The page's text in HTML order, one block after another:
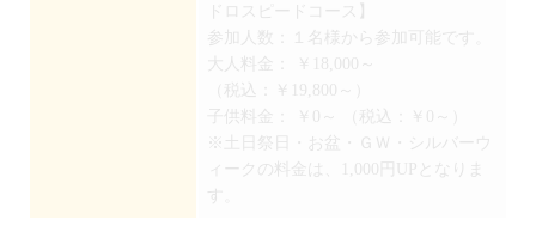
ドロスピードコース】
参加人数：１名様から参加可能です。
大人料金：
￥18,000～
（税込：￥19,800～）
（税込：￥0～）
※土日祭日・お盆・ＧＷ・シルバーウ
ィークの料金は、1,000円UPとなりま